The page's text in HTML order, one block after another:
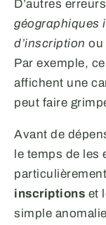
D’autres
géographiques
d’inscription ou
Par exemple,
affichent une
peut faire
Avant de
le temps de les
particulièrement
inscriptions et
simple